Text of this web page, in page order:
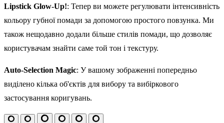
Lipstick Glow-Up!: Тепер ви можете регулювати інтенсивність
кольору губної помади за допомогою простого повзунка. Ми
також нещодавно додали більше стилів помади, що дозволяє
користувачам знайти саме той тон і текстуру.
Auto-Selection Magic: У вашому зображенні попередньо
виділено кілька об'єктів для вибору та вибіркового
застосування коригувань.